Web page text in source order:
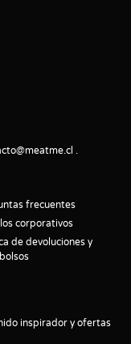
frecuentes
corporativos
de devoluciones y
inspirador y ofertas